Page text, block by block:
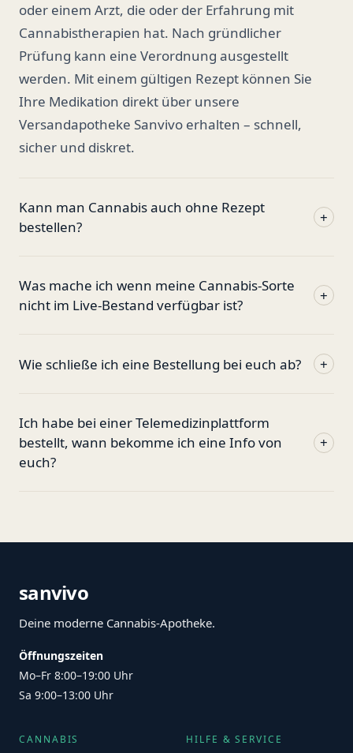
oder einem Arzt, die oder der Erfahrung mit
Cannabistherapien hat. Nach gründlicher
Prüfung kann eine Verordnung ausgestellt
werden. Mit einem gültigen Rezept können Sie
Ihre Medikation direkt über unsere
Versandapotheke Sanvivo erhalten – schnell,
sicher und diskret.
Kann man Cannabis auch ohne Rezept
bestellen?
+
Was mache ich wenn meine Cannabis-Sorte
nicht im Live-Bestand verfügbar ist?
+
Wie schließe ich eine Bestellung bei euch ab? +
Ich habe bei einer Telemedizinplattform
bestellt, wann bekomme ich eine Info von
euch?
+
sanvivo
Deine moderne Cannabis-Apotheke.
Öffnungszeiten
Mo–Fr 8:00–19:00 Uhr
Sa 9:00–13:00 Uhr
CANNABIS HILFE & SERVICE